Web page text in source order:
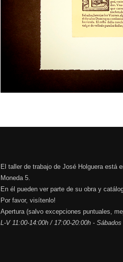
El taller de trabajo de José Holguera está
Moneda 5.
En él pueden ver parte de su obra y
Por favor, visítenlo!
Apertura (salvo excepciones puntuales,
L-V 11:00-14:00h / 17:00-20:00h - Sábados